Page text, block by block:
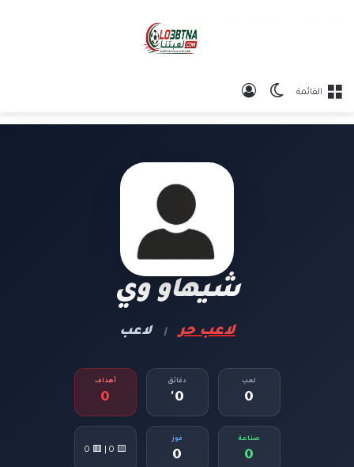
القائمة الوضع المظلم
شيهاو وي
لاعب حر | لاعب
لعب
0
دقائق
0'
أهداف
0
صناعة
0
فوز
0
🟨 0 | 🟥 0